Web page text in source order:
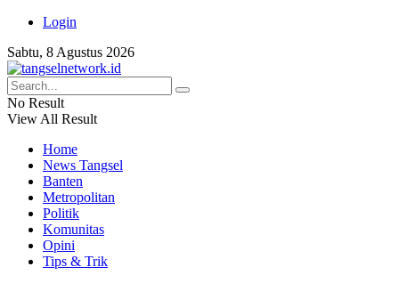
Login
Sabtu, 8 Agustus 2026
No Result
View All Result
Home
News Tangsel
Banten
Metropolitan
Politik
Komunitas
Opini
Tips & Trik